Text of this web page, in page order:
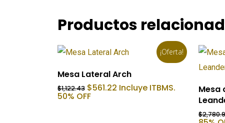
Productos
¡Oferta!
Añadir Al Carrito
Mesa Lateral Arch
$1,122.43 El
precio
$561.22 El
precio
Incluye ITBMS.
50% OFF
Mesa
$